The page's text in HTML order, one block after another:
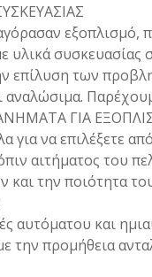
εξοπλισμό,
υλικά
επίλυση των
αναλώσιμα.
ΓΙΑ
να επιλέξετε
αιτήματος του
την ποιότητα
αυτόματου και
την προμήθεια